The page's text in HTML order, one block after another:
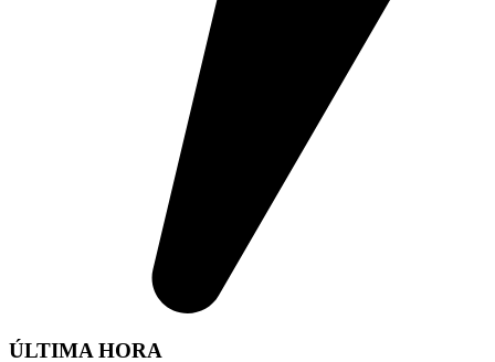
ÚLTIMA HORA